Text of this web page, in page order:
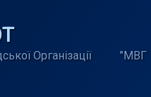
Організації          "МВГ